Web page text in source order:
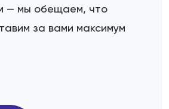
— мы обещаем, что
за вами максимум